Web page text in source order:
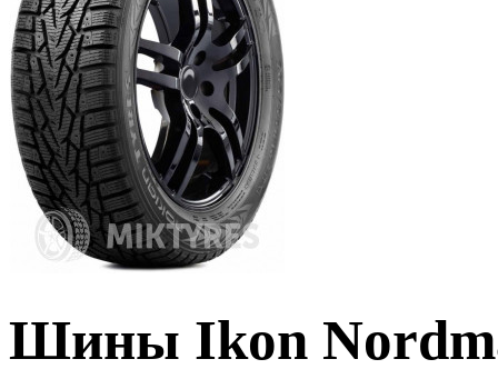
Шины Ikon